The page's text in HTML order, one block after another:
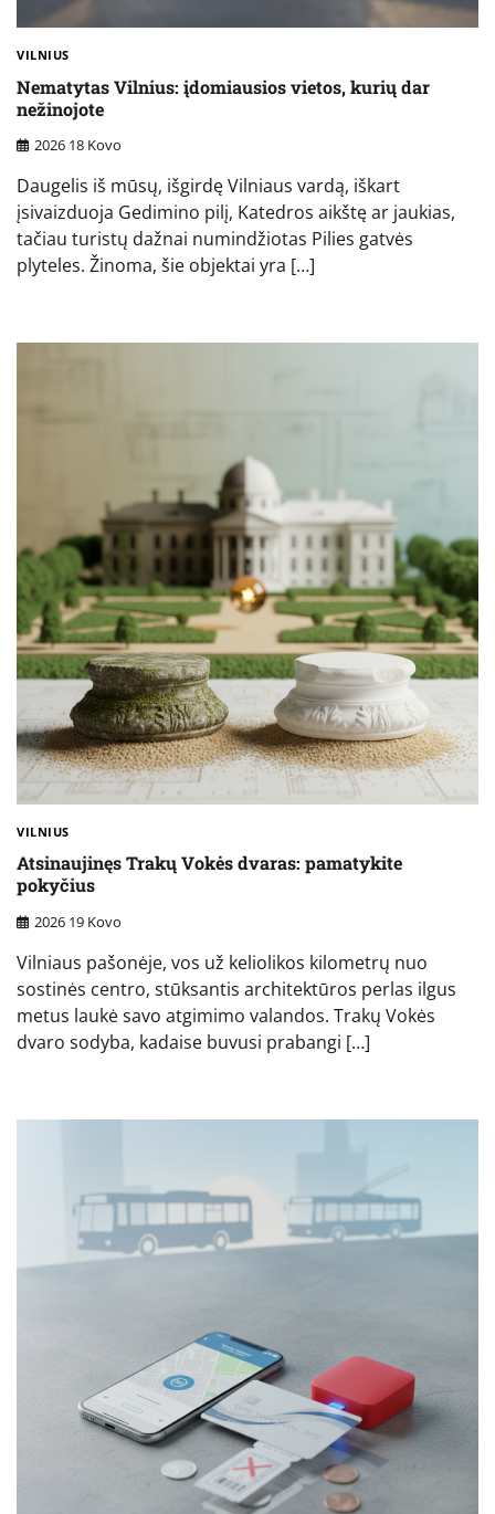
VILNIUS
Nematytas Vilnius: įdomiausios vietos, kurių dar
nežinojote
2026 18 Kovo
Daugelis iš mūsų, išgirdę Vilniaus vardą, iškart
įsivaizduoja Gedimino pilį, Katedros aikštę ar jaukias,
tačiau turistų dažnai numindžiotas Pilies gatvės
plyteles. Žinoma, šie objektai yra […]
VILNIUS
Atsinaujinęs Trakų Vokės dvaras: pamatykite
pokyčius
2026 19 Kovo
Vilniaus pašonėje, vos už keliolikos kilometrų nuo
sostinės centro, stūksantis architektūros perlas ilgus
metus laukė savo atgimimo valandos. Trakų Vokės
dvaro sodyba, kadaise buvusi prabangi […]